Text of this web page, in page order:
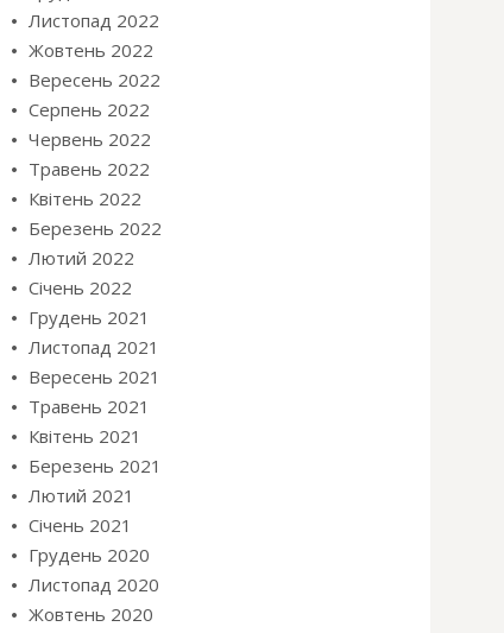
Листопад 2022
Жовтень 2022
Вересень 2022
Серпень 2022
Червень 2022
Травень 2022
Квітень 2022
Березень 2022
Лютий 2022
Січень 2022
Грудень 2021
Листопад 2021
Вересень 2021
Травень 2021
Квітень 2021
Березень 2021
Лютий 2021
Січень 2021
Грудень 2020
Листопад 2020
Жовтень 2020